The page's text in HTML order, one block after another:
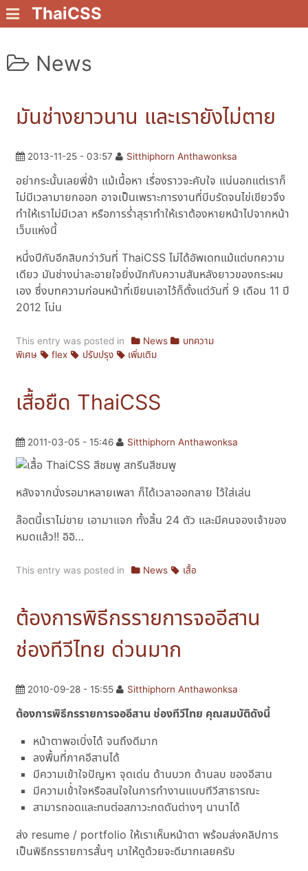
ThaiCSS
News
มันช่างยาวนาน และเรายังไม่ตาย
2013-11-25 - 03:57 Sitthiphorn Anthawonksa
อย่ากระนั้นเลยพี่ข้า แม้เนื้อหา เรื่องราวจะคับใจ แน่นอกแต่เราก็
ไม่มีเวลามายกออก อาจเป็นเพราะการงานที่บีบรัดจนไข่เขียวจึง
ทำให้เราไม่มีเวลา หรือการร่ำสุราทำให้เราต้องหายหน้าไปจากหน้า
เว็บแห่งนี้
หนึ่งปีกับอีกสิบกว่าวันที่ ThaiCSS ไม่ได้อัพเดทแม้แต่บทความ
เดียว มันช่างน่าละอายใจยิ่งนักกับความสันหลังยาวของกระผม
เอง ซึ่งบทความก่อนหน้าที่เขียนเอาไว้ก็ตั้งแต่วันที่ 9 เดือน 11 ปี
2012 โน่น
This entry was posted in News
บทความ
พิเศษ
flex ปรับปรุง เพิ่มเติม
เสื้อยืด ThaiCSS
2011-03-05 - 15:46 Sitthiphorn Anthawonksa
หลังจากนั่งรอมาหลายเพลา ก็ได้เวลาออกลาย ไว้ใส่เล่น
ล๊อตนี้เราไม่ขาย เอามาแจก ทั้งสิ้น 24 ตัว และมีคนจองเจ้าของ
หมดแล้ว!! อิอิ…
This entry was posted in News เสื้อ
ต้องการพิธีกรรายการจออีสาน
ช่องทีวีไทย ด่วนมาก
2010-09-28 - 15:55 Sitthiphorn Anthawonksa
ต้องการพิธีกรรายการจออีสาน ช่องทีวีไทย คุณสมบัติดังนี้
หน้าตาพอเบิ่งได้ จนถึงดีมาก
ลงพื้นที่ภาคอีสานได้
มีความเข้าใจปัญหา จุดเด่น ด้านบวก ด้านลบ ของอีสาน
มีความเข้่าใจหรือสนใจในการทำงานแบบทีวีสาธารณะ
สามารถอดและทนต่อสภาวะกดดันต่างๆ นานาได้
ส่ง resume / portfolio ให้เราเห็นหน้าตา พร้อมส่งคลิปการ
เป็นพิธีกรรายการสั้นๆ มาให้ดูด้วยจะดีมากเลยครับ